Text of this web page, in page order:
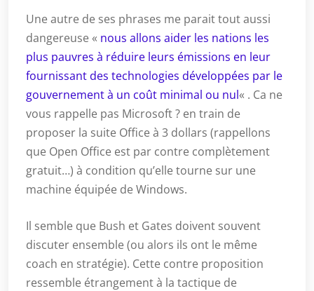
Une autre de ses phrases me parait tout aussi
dangereuse « nous allons aider les nations les
plus pauvres à réduire leurs émissions en leur
fournissant des technologies développées par le
gouvernement à un coût minimal ou nul« . Ca ne
vous rappelle pas Microsoft ? en train de
proposer la suite Office à 3 dollars (rappellons
que Open Office est par contre complètement
gratuit…) à condition qu’elle tourne sur une
machine équipée de Windows.
Il semble que Bush et Gates doivent souvent
discuter ensemble (ou alors ils ont le même
coach en stratégie). Cette contre proposition
ressemble étrangement à la tactique de